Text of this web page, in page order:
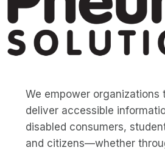
We empower organizations
deliver accessible
disabled consumers,
and citizens—whether